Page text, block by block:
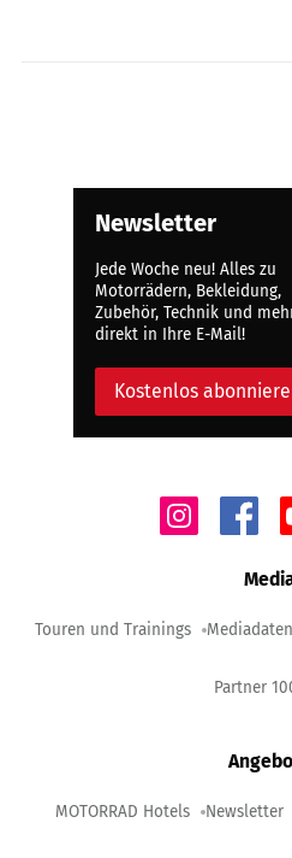
Newsletter
Jede Woche neu! Alles zu
Motorrädern, Bekleidung,
Zubehör, Technik und
direkt in Ihre E-Mail!
Kostenlos
Touren und Trainings
Partner
MOTORRAD Hotels Newsletter